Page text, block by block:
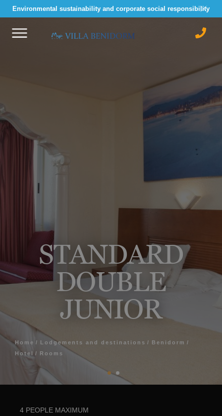
Environmental sustainability and corporate social responsibility
STANDARD
DOUBLE
JUNIOR
Home Lodgements and destinations
Benidorm
Hotel
Rooms
4 PEOPLE MAXIMUM